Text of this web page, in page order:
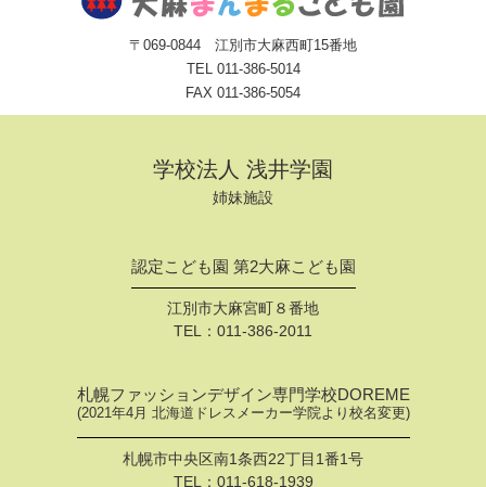
〒069-0844 江別市大麻西町15番地
TEL 011-386-5014
FAX 011-386-5054
学校法人 浅井学園
姉妹施設
認定こども園 第2大麻こども園
江別市大麻宮町８番地
TEL： 011-386-2011
札幌ファッションデザイン専門学校DOREME
(2021年4月 北海道ドレスメーカー学院より校名変更)
札幌市中央区南1条西22丁目1番1号
TEL： 011-618-1939